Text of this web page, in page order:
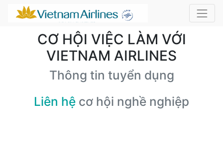
CƠ HỘI VIỆC LÀM VỚI
VIETNAM AIRLINES
Thông tin tuyển dụng
Liên hệ cơ hội nghề nghiệp